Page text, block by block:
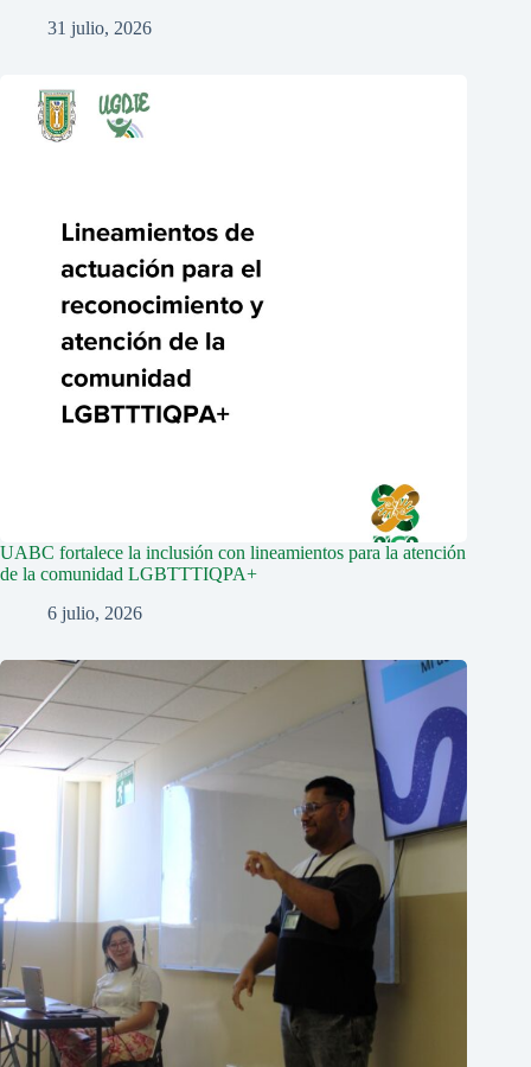
31 julio, 2026
UABC fortalece la inclusión con lineamientos para la atención
de la comunidad LGBTTTIQPA+
6 julio, 2026